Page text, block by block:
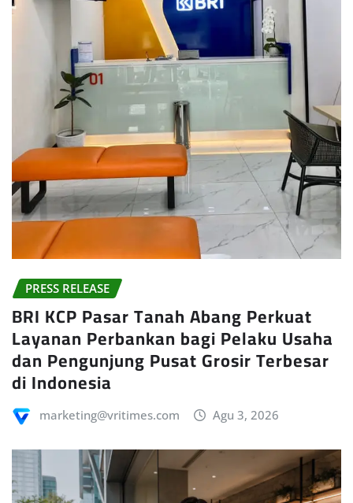
PRESS RELEASE
BRI KCP Pasar Tanah Abang Perkuat
Layanan Perbankan bagi Pelaku Usaha
dan Pengunjung Pusat Grosir Terbesar
di Indonesia
marketing@vritimes.com Agu 3, 2026